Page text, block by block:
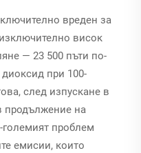
вреден за
висок
— 23 500 пъти по-
при 100-
след изпускане в
продължение на
големият проблем
емисии, които